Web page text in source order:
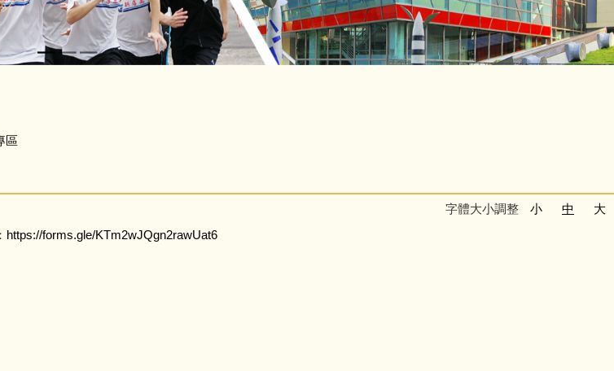
區
字體大小調整 小 中
大
https://forms.gle/KTm2wJQgn2rawUat6